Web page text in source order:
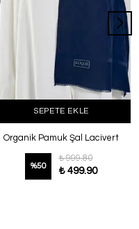
SEPETE EKLE
Organik Pamuk Şal Lacivert
%50
₺ 999.80
₺ 499.90